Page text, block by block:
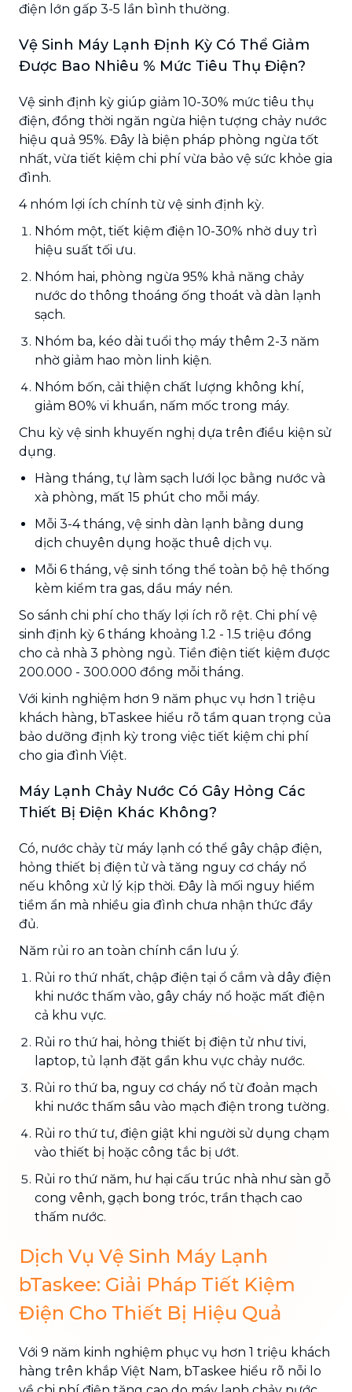
điện lớn gấp 3-5 lần bình thường.
Vệ Sinh Máy Lạnh Định Kỳ Có Thể Giảm
Được Bao Nhiêu % Mức Tiêu Thụ Điện?
Vệ sinh định kỳ giúp giảm 10-30% mức tiêu thụ
điện, đồng thời ngăn ngừa hiện tượng chảy nước
hiệu quả 95%. Đây là biện pháp phòng ngừa tốt
nhất, vừa tiết kiệm chi phí vừa bảo vệ sức khỏe gia
đình.
4 nhóm lợi ích chính từ vệ sinh định kỳ.
Nhóm một, tiết kiệm điện 10-30% nhờ duy trì
hiệu suất tối ưu.
Nhóm hai, phòng ngừa 95% khả năng chảy
nước do thông thoáng ống thoát và dàn lạnh
sạch.
Nhóm ba, kéo dài tuổi thọ máy thêm 2-3 năm
nhờ giảm hao mòn linh kiện.
Nhóm bốn, cải thiện chất lượng không khí,
giảm 80% vi khuẩn, nấm mốc trong máy.
Chu kỳ vệ sinh khuyến nghị dựa trên điều kiện sử
dụng.
Hàng tháng, tự làm sạch lưới lọc bằng nước và
xà phòng, mất 15 phút cho mỗi máy.
Mỗi 3-4 tháng, vệ sinh dàn lạnh bằng dung
dịch chuyên dụng hoặc thuê dịch vụ.
Mỗi 6 tháng, vệ sinh tổng thể toàn bộ hệ thống
kèm kiểm tra gas, dầu máy nén.
So sánh chi phí cho thấy lợi ích rõ rệt. Chi phí vệ
sinh định kỳ 6 tháng khoảng 1.2 - 1.5 triệu đồng
cho cả nhà 3 phòng ngủ. Tiền điện tiết kiệm được
200.000 - 300.000 đồng mỗi tháng.
Với kinh nghiệm hơn 9 năm phục vụ hơn 1 triệu
khách hàng, bTaskee hiểu rõ tầm quan trọng của
bảo dưỡng định kỳ trong việc tiết kiệm chi phí
cho gia đình Việt.
Máy Lạnh Chảy Nước Có Gây Hỏng Các
Thiết Bị Điện Khác Không?
Có, nước chảy từ máy lạnh có thể gây chập điện,
hỏng thiết bị điện tử và tăng nguy cơ cháy nổ
nếu không xử lý kịp thời. Đây là mối nguy hiểm
tiềm ẩn mà nhiều gia đình chưa nhận thức đầy
đủ.
Năm rủi ro an toàn chính cần lưu ý.
Rủi ro thứ nhất, chập điện tại ổ cắm và dây điện
khi nước thấm vào, gây cháy nổ hoặc mất điện
cả khu vực.
Rủi ro thứ hai, hỏng thiết bị điện tử như tivi,
laptop, tủ lạnh đặt gần khu vực chảy nước.
Rủi ro thứ ba, nguy cơ cháy nổ từ đoản mạch
khi nước thấm sâu vào mạch điện trong tường.
Rủi ro thứ tư, điện giật khi người sử dụng chạm
vào thiết bị hoặc công tắc bị ướt.
Rủi ro thứ năm, hư hại cấu trúc nhà như sàn gỗ
cong vênh, gạch bong tróc, trần thạch cao
thấm nước.
Dịch Vụ Vệ Sinh Máy Lạnh
bTaskee: Giải Pháp Tiết Kiệm
Điện Cho Thiết Bị Hiệu Quả
Với 9 năm kinh nghiệm phục vụ hơn 1 triệu khách
hàng trên khắp Việt Nam, bTaskee hiểu rõ nỗi lo